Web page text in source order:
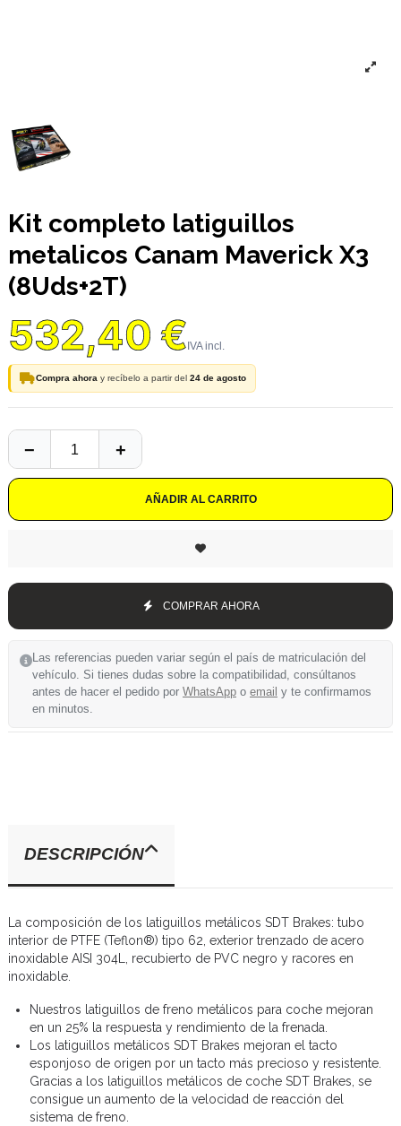
Kit completo latiguillos
metalicos Canam Maverick X3
(8Uds+2T)
532,40 €
Compra ahora y recíbelo a partir del 24 de agosto
AÑADIR AL CARRITO
COMPRAR AHORA
Las referencias pueden variar según el país de matriculación del
vehículo. Si tienes dudas sobre la compatibilidad, consúltanos
antes de hacer el pedido por WhatsApp o email y te confirmamos
en minutos.
DESCRIPCIÓN
La composición de los latiguillos metálicos SDT Brakes: tubo
interior de PTFE (Teflon®) tipo 62, exterior trenzado de acero
inoxidable AISI 304L, recubierto de PVC negro y racores en
inoxidable.
Nuestros latiguillos de freno metálicos para coche mejoran
en un 25% la respuesta y rendimiento de la frenada.
Los latiguillos metálicos SDT Brakes mejoran el tacto
esponjoso de origen por un tacto más precioso y resistente.
Gracias a los latiguillos metálicos de coche SDT Brakes, se
consigue un aumento de la velocidad de reacción del
sistema de freno.